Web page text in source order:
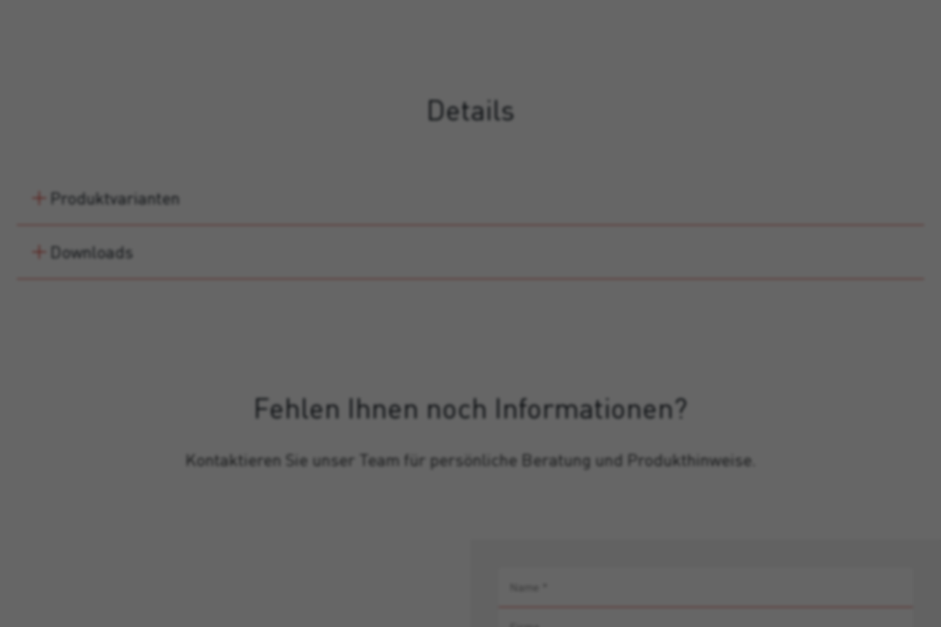
Details
Produktvarianten
Downloads
Fehlen Ihnen noch Informationen?
Kontaktieren Sie unser Team für persönliche Beratung und Produkthinweise.